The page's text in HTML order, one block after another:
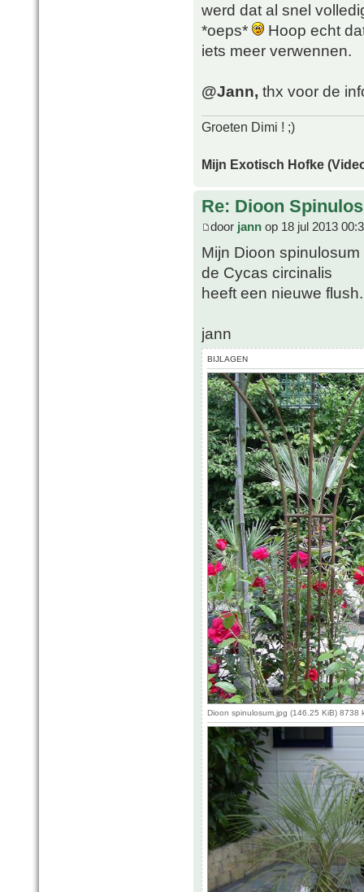
werd dat al snel
*oeps*
Hoop echt
iets meer verwennen.
@Jann, thx voor de
Groeten Dimi ! ;)
Mijn Exotisch Hofke
Re: Dioon
door jann op 18 jul 2013
Mijn Dioon
de Cycas circinalis
heeft een nieuwe flush.
jann
BIJLAGEN
Dioon spinulosum.jpg (146.25 KiB) 8738